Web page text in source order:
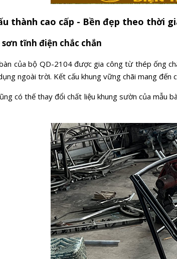
thành cao cấp - Bền đẹp theo thời
tĩnh điện chắc chắn
của bộ QD-2104 được gia công từ thép ống
ngoài trời. Kết cấu khung vững chãi mang
có thế thay đổi chất liệu khung sườn của mẫu